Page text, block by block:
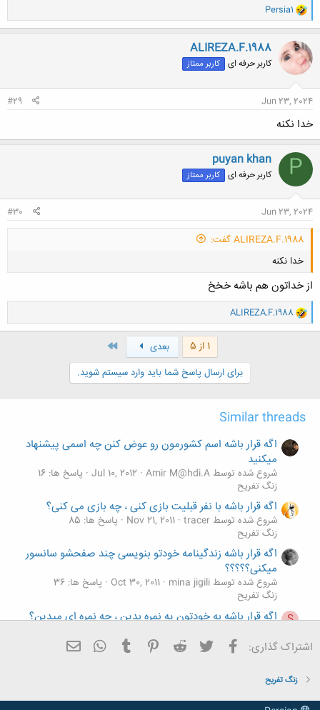
کلیک کنید تا باز شود...
و
ا
ک
ن
ش
ه
ا
Persia1
ALIREZA.F.1988
کاربر حرفه ای کاربر ممتاز
Jun 23, 2024
#29
خدا نکنه
P
puyan khan
کاربر حرفه ای کاربر ممتاز
Jun 23, 2024
#30
ALIREZA.F.1988 گفت:
خدا نکنه
کلیک کنید تا باز شود...
از خداتون هم باشه خخخ
و
ا
ک
ALIREZA.F.1988
1 از 5 بعدی
برای ارسال پاسخ شما باید وارد سیستم شوید.
Similar threads
اگه قرار باشه اسم کشورمون رو عوض کنن چه اسمی پیشنهاد
میکنید
شروع شده توسط Amir M@hdi.A Jul 10, 2012 پاسخ ها: 16
زنگ تفريح
اگه قرار باشه با نفر قبلیت بازی کنی ، چه بازی می کنی؟
شروع شده توسط tracer Nov 21, 2011
پاسخ ها: 85
زنگ تفريح
اگه قرار باشه زندگینامه خودتو بنویسی چند صفحشو سانسور
میکنی؟؟؟؟؟
شروع شده توسط mina jigili Oct 30, 2011
پاسخ ها: 36
زنگ تفريح
S اگه قرار باشه به خودتون یه نمره بدین ، چه نمره ای میدین؟
زنگ تفريح
میگی؟؟؟؟؟؟؟؟؟؟؟؟؟
زنگ تفريح
اشتراک گذاری: فیسبوک تویتر Reddit
Pinterest
Tumblr
WhatsApp
زنگ تفريح